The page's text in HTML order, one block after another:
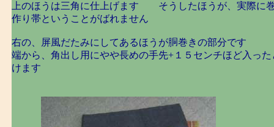
上のほうは三角に仕上げます そうしたほうが、実際に
作り帯ということがばれません
右の、屏風だたみにしてあるほうが胴巻きの部分です
端から、角出し用にやや長めの手先+１５センチほど入っ
けます